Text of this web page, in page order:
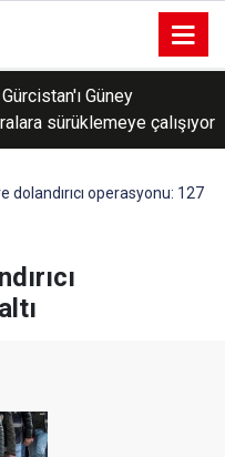
Güney
sürüklemeye çalışıyor
dolandırıcı operasyonu: 127